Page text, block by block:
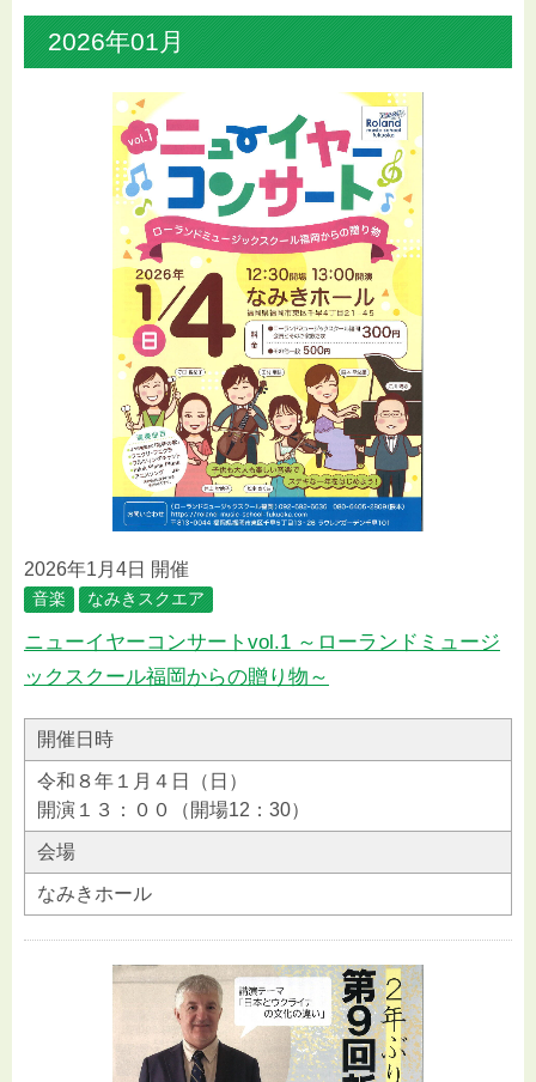
2026年01月
2026年1月4日 開催
音楽 なみきスクエア
ニューイヤーコンサートvol.1 ～ローランドミュージ
ックスクール福岡からの贈り物～
開催日時
令和８年１月４日（日）
開演１３：００（開場12：30）
会場
なみきホール